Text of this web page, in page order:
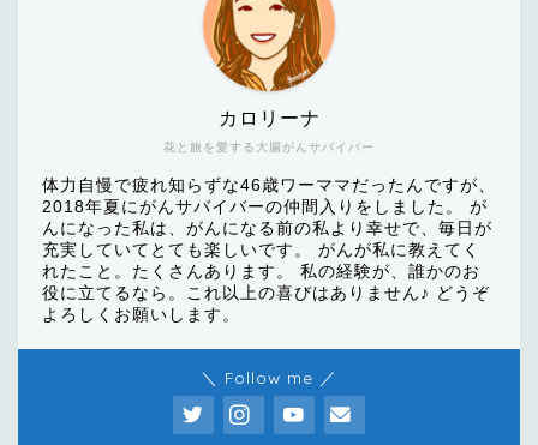
花と旅を愛する大腸がんサバイバー
カロリーナ
体力自慢で疲れ知らずな46歳ワーママだったんですが、
2018年夏にがんサバイバーの仲間入りをしました。 が
んになった私は、がんになる前の私より幸せで、毎日が
充実していてとても楽しいです。 がんが私に教えてく
れたこと。たくさんあります。 私の経験が、誰かのお
役に立てるなら。これ以上の喜びはありません♪ どうぞ
よろしくお願いします。
＼ Follow me ／